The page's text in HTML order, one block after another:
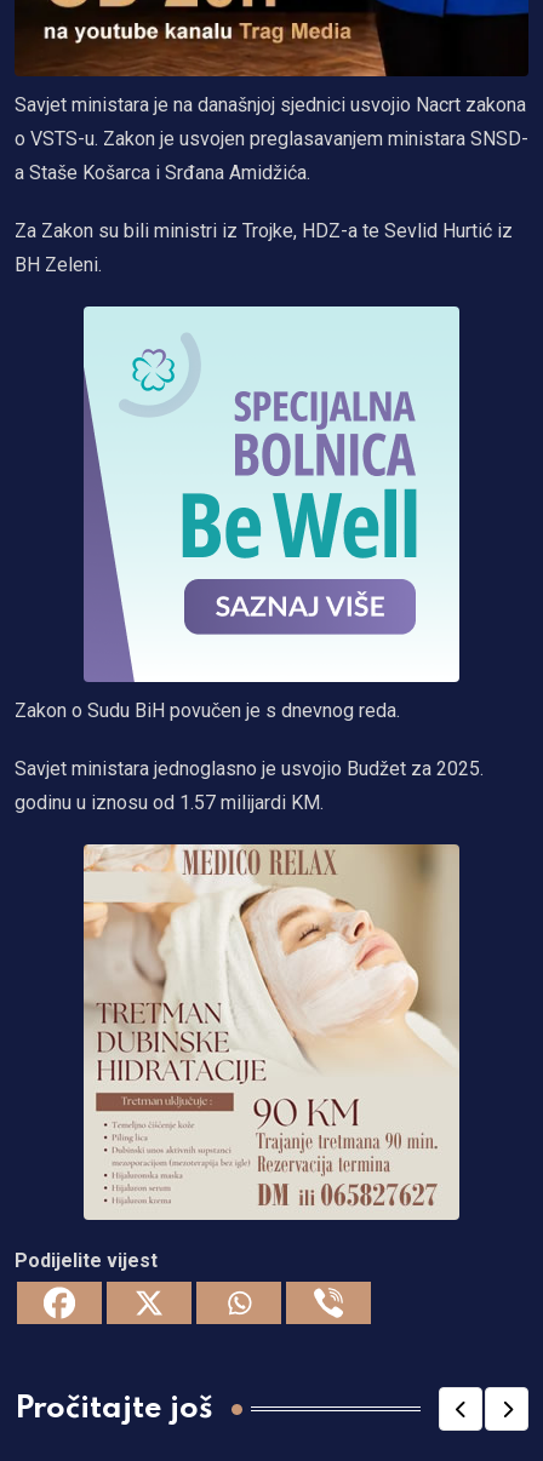
Savjet ministara je na današnjoj sjednici usvojio Nacrt zakona
o VSTS-u. Zakon je usvojen preglasavanjem ministara SNSD-
a Staše Košarca i Srđana Amidžića.
Za Zakon su bili ministri iz Trojke, HDZ-a te Sevlid Hurtić iz
BH Zeleni.
Zakon o Sudu BiH povučen je s dnevnog reda.
Savjet ministara jednoglasno je usvojio Budžet za 2025.
godinu u iznosu od 1.57 milijardi KM.
Podijelite vijest
Pročitajte još